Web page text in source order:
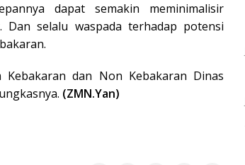
dapat semakin meminimalisir
Dan selalu waspada terhadap potensi
Kebakaran dan Non Kebakaran Dinas
(ZMN.Yan)